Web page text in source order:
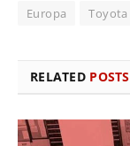
Europa Toyota
RELATED POSTS